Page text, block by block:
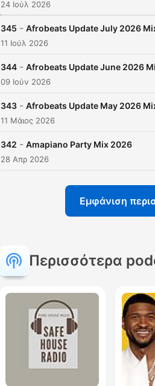
24 Ιούλ 2026
345 - Afrobeats Update July 2026
11 Ιούλ 2026
344 - Afrobeats Update June 2026
09 Ιούν 2026
343 - Afrobeats Update May 2026
11 Μάιος 2026
342 - Amapiano Party Mix 2026
28 Απρ 2026
Εμφάνιση
Περισσότερα